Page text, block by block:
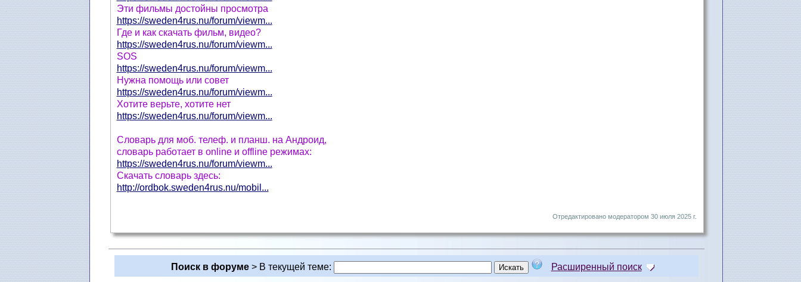
Эти фильмы достойны просмотра
https://sweden4rus.nu/forum/viewm...
Где и как скачать фильм, видео?
https://sweden4rus.nu/forum/viewm...
SOS
https://sweden4rus.nu/forum/viewm...
Нужна помощь или совет
https://sweden4rus.nu/forum/viewm...
Xотите верьте, хотите нет
https://sweden4rus.nu/forum/viewm...
Cловарь для моб. телеф. и планш. на Андроид,
cловарь работает в online и offline режимах:
https://sweden4rus.nu/forum/viewm...
Скачать словарь здесь:
http://ordbok.sweden4rus.nu/mobil...
Отредактировано модератором 30 июля 2025 г.
Поиск в форуме> В текущей теме: Расширенный поиск